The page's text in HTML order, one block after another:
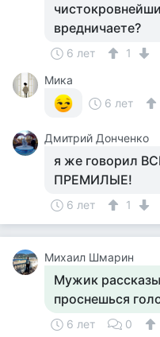
вредничаете?
6 лет
1
Мика
6 лет
Дмитрий Донченко
я же говорил
ПРЕМИЛЫЕ!
6 лет 1
Михаил Шмарин
Мужик
проснешься
6 лет 0